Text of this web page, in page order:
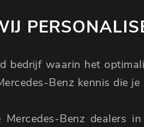
bedrijf waarin het
Benz kennis die
Mercedes-Benz dealers